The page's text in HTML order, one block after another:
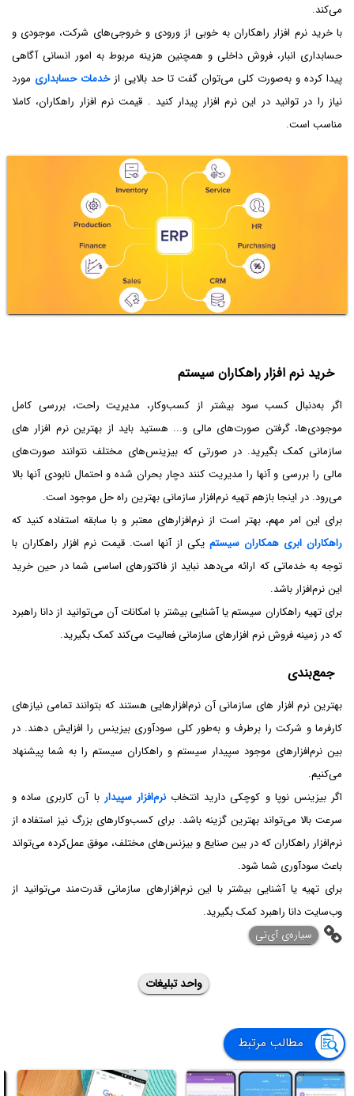
می‌کند.
با خرید نرم افزار راهکاران به ‌خوبی از ورودی و خروجی‌های شرکت، موجودی و
حسابداری انبار، فروش داخلی و همچنین هزینه مربوط به امور انسانی آگاهی
پیدا کرده و به‌صورت کلی می‌توان گفت تا حد بالایی ازخدمات حسابداری مورد
نیاز را در توانید در این نرم افزار پیدار کنید . قیمت نرم افزار راهکاران، کاملا
مناسب است.
خرید نرم افزار راهکاران سیستم
اگر به‌دنبال کسب سود بیشتر از کسب‌وکار، مدیریت راحت‌، بررسی کامل
موجودی‌ها، گرفتن صورت‌های مالی و... هستید باید از بهترین نرم افزار های
سازمانی کمک بگیرید. در صورتی که بیزینس‌های مختلف نتوانند صورت‌های
مالی را بررسی و آنها را مدیریت کنند دچار بحران شده و احتمال نابودی آنها بالا
می‌رود. در اینجا بازهم تهیه نرم‌افزار سازمانی بهترین راه حل موجود است.
برای این امر مهم، بهتر است از نرم‌افزارهای معتبر و با سابقه استفاده کنید که
راهکاران ابری همکاران سیستم یکی از آنها است. قیمت نرم افزار راهکاران با
توجه به خدماتی که ارائه می‌دهد نباید از فاکتورهای اساسی شما در حین خرید
این نرم‌افزار باشد.
برای تهیه راهکاران سیستم یا آشنایی بیشتر با امکانات آن می‌توانید از دانا راهبرد
که در زمینه فروش نرم افزارهای سازمانی فعالیت می‌کند کمک بگیرید.
جمع‌بندی
بهترین نرم افزار های سازمانی آن نرم‌افزارهایی هستند که بتوانند تمامی نیازهای
کارفرما و شرکت را برطرف و به‌طور کلی سودآوری بیزینس را افزایش دهند. در
بین نرم‌افزارهای موجود سپیدار سیستم و راهکاران سیستم را به شما پیشنهاد
می‌کنیم.
اگر بیزینس نوپا و کوچکی دارید انتخابنرم‌افزار سپیدار با آن کاربری ساده و
سرعت بالا می‌تواند بهترین گزینه باشد. برای کسب‌وکارهای بزرگ نیز استفاده از
نرم‌افزار راهکاران که در بین صنایع و بیزنس‌های مختلف، موفق عمل‌کرده می‌تواند
باعث سودآوری شما شود.
برای تهیه یا آشنایی بیشتر با این نرم‌افزارهای سازمانی قدرت‌مند می‌توانید از
وب‌سایت دانا راهبرد کمک بگیرید.
‌سیاره‌ی آی‌تی
واحد تبلیغات
مطالب مرتبط